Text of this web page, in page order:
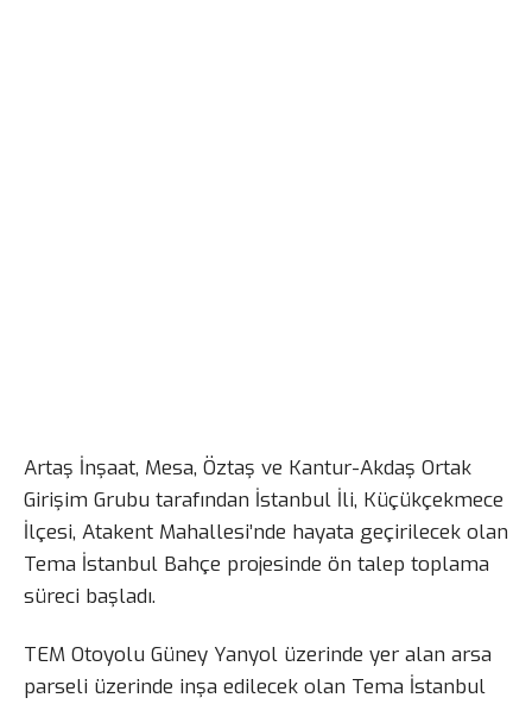
Artaş İnşaat, Mesa, Öztaş ve Kantur-Akdaş Ortak
Girişim Grubu tarafından İstanbul İli, Küçükçekmece
İlçesi, Atakent Mahallesi’nde hayata geçirilecek olan
Tema İstanbul Bahçe projesinde ön talep toplama
süreci başladı.
TEM Otoyolu Güney Yanyol üzerinde yer alan arsa
parseli üzerinde inşa edilecek olan Tema İstanbul